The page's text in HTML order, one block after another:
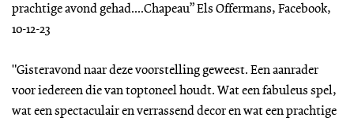
prachtige avond gehad....Chapeau” Els Offermans, Facebook,
10-12-23
"Gisteravond naar deze voorstelling geweest. Een aanrader
voor iedereen die van toptoneel houdt. Wat een fabuleus spel,
wat een spectaculair en verrassend decor en wat een prachtige